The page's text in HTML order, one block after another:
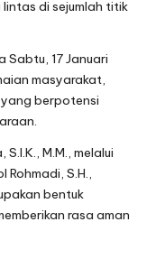
di sejumlah titik
17 Januari
masyarakat,
berpotensi
M.M., melalui
Rohmadi, S.H.,
bentuk
rasa aman